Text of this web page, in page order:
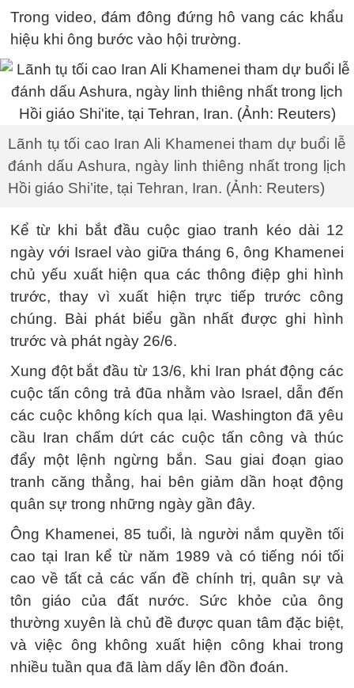
Trong video, đám đông đứng hô vang các khẩu
hiệu khi ông bước vào hội trường.
Lãnh tụ tối cao Iran Ali Khamenei tham dự buổi lễ
đánh dấu Ashura, ngày linh thiêng nhất trong lịch
Hồi giáo Shi’ite, tại Tehran, Iran. (Ảnh: Reuters)
Kể từ khi bắt đầu cuộc giao tranh kéo dài 12
ngày với Israel vào giữa tháng 6, ông Khamenei
chủ yếu xuất hiện qua các thông điệp ghi hình
trước, thay vì xuất hiện trực tiếp trước công
chúng. Bài phát biểu gần nhất được ghi hình
trước và phát ngày 26/6.
Xung đột bắt đầu từ 13/6, khi Iran phát động các
cuộc tấn công trả đũa nhằm vào Israel, dẫn đến
các cuộc không kích qua lại. Washington đã yêu
cầu Iran chấm dứt các cuộc tấn công và thúc
đẩy một lệnh ngừng bắn. Sau giai đoạn giao
tranh căng thẳng, hai bên giảm dần hoạt động
quân sự trong những ngày gần đây.
Ông Khamenei, 85 tuổi, là người nắm quyền tối
cao tại Iran kể từ năm 1989 và có tiếng nói tối
cao về tất cả các vấn đề chính trị, quân sự và
tôn giáo của đất nước. Sức khỏe của ông
thường xuyên là chủ đề được quan tâm đặc biệt,
và việc ông không xuất hiện công khai trong
nhiều tuần qua đã làm dấy lên đồn đoán.